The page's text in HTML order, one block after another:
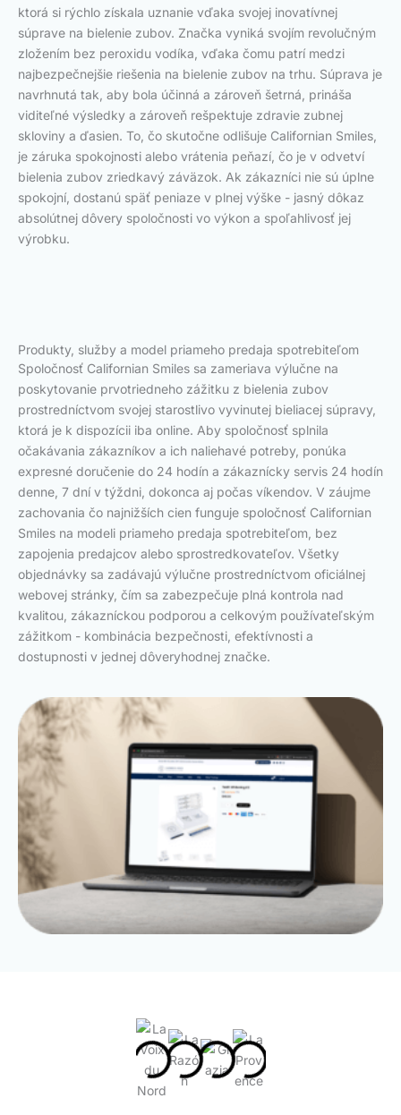
ktorá si rýchlo získala uznanie vďaka svojej inovatívnej
súprave na bielenie zubov. Značka vyniká svojím revolučným
zložením bez peroxidu vodíka, vďaka čomu patrí medzi
najbezpečnejšie riešenia na bielenie zubov na trhu. Súprava je
navrhnutá tak, aby bola účinná a zároveň šetrná, prináša
viditeľné výsledky a zároveň rešpektuje zdravie zubnej
skloviny a ďasien. To, čo skutočne odlišuje Californian Smiles,
je záruka spokojnosti alebo vrátenia peňazí, čo je v odvetví
bielenia zubov zriedkavý záväzok. Ak zákazníci nie sú úplne
spokojní, dostanú späť peniaze v plnej výške - jasný dôkaz
absolútnej dôvery spoločnosti vo výkon a spoľahlivosť jej
výrobku.
Produkty, služby a model priameho predaja spotrebiteľom
Spoločnosť Californian Smiles sa zameriava výlučne na
poskytovanie prvotriedneho zážitku z bielenia zubov
prostredníctvom svojej starostlivo vyvinutej bieliacej súpravy,
ktorá je k dispozícii iba online. Aby spoločnosť splnila
očakávania zákazníkov a ich naliehavé potreby, ponúka
expresné doručenie do 24 hodín a zákaznícky servis 24 hodín
denne, 7 dní v týždni, dokonca aj počas víkendov. V záujme
zachovania čo najnižších cien funguje spoločnosť Californian
Smiles na modeli priameho predaja spotrebiteľom, bez
zapojenia predajcov alebo sprostredkovateľov. Všetky
objednávky sa zadávajú výlučne prostredníctvom oficiálnej
webovej stránky, čím sa zabezpečuje plná kontrola nad
kvalitou, zákazníckou podporou a celkovým používateľským
zážitkom - kombinácia bezpečnosti, efektívnosti a
dostupnosti v jednej dôveryhodnej značke.